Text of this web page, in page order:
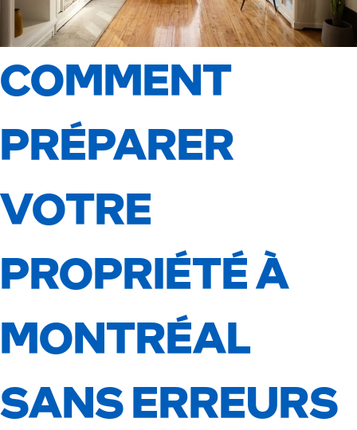
COMMENT
PRÉPARER
VOTRE
PROPRIÉTÉ À
MONTRÉAL
SANS ERREURS